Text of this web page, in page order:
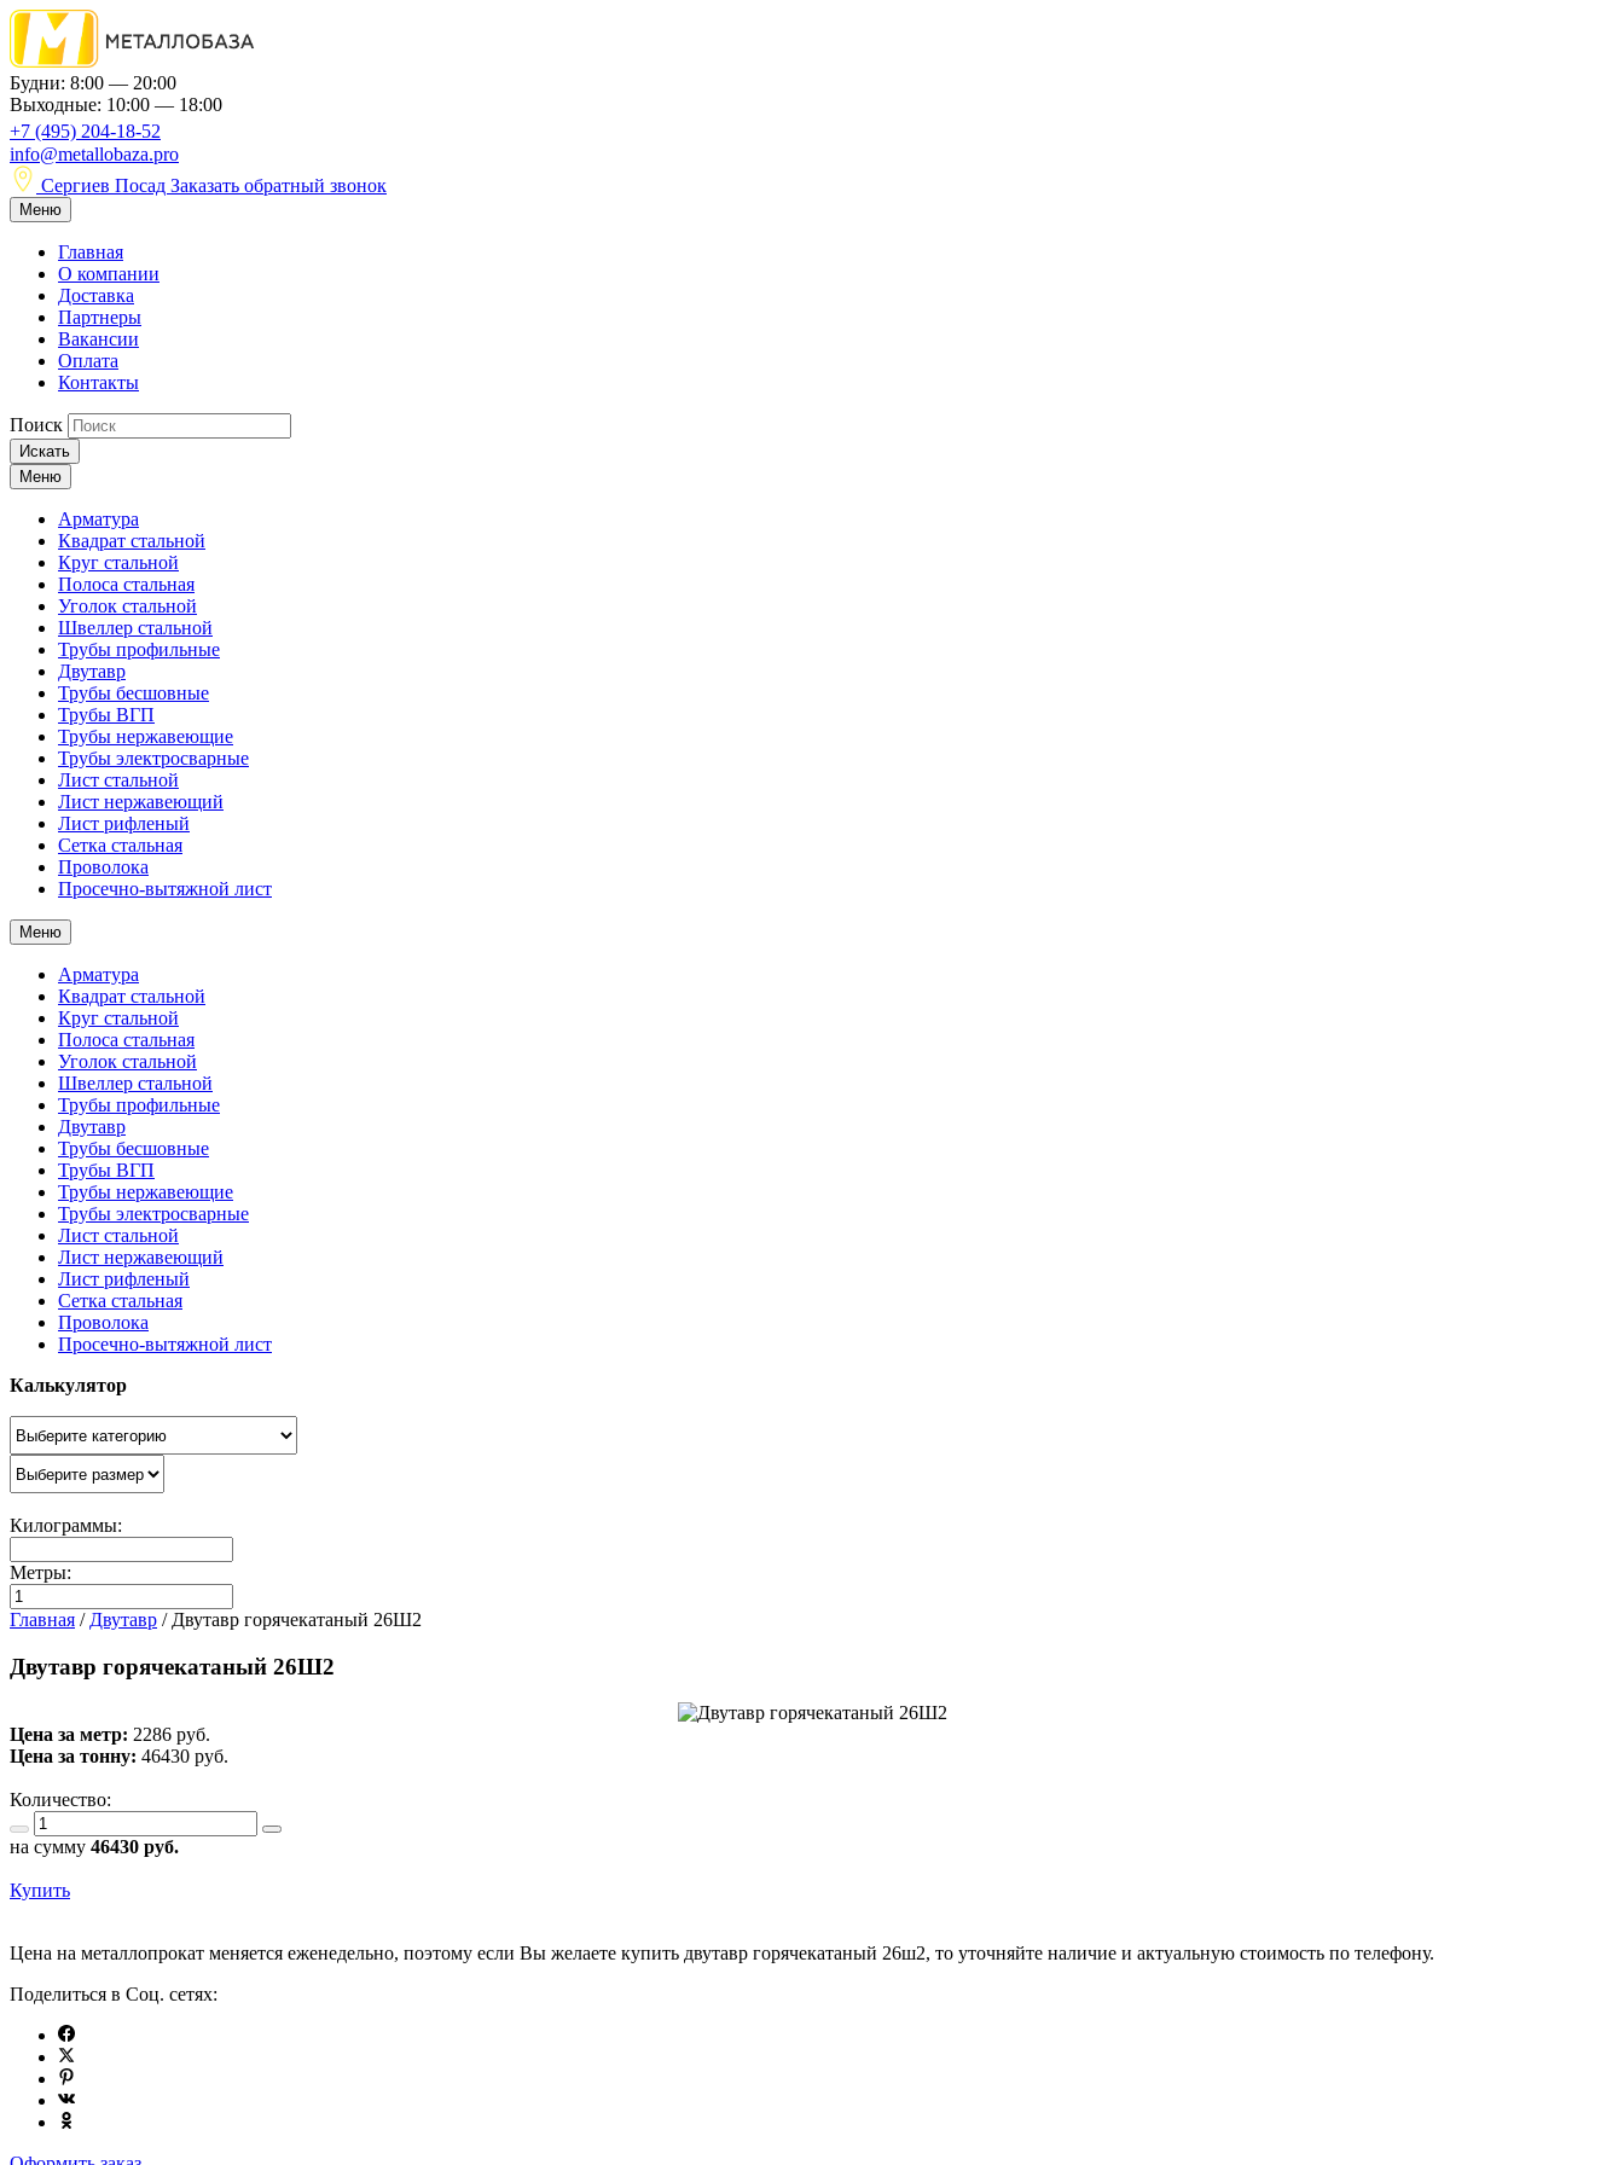
Будни: 8:00 — 20:00
Выходные: 10:00 — 18:00
+7 (495) 204-18-52
info@metallobaza.pro
Сергиев Посад Заказать обратный звонок
Меню
Главная
О компании
Доставка
Партнеры
Вакансии
Оплата
Контакты
Поиск
Искать
Меню
Арматура
Квадрат стальной
Круг стальной
Полоса стальная
Уголок стальной
Швеллер стальной
Трубы профильные
Двутавр
Трубы бесшовные
Трубы ВГП
Трубы нержавеющие
Трубы электросварные
Лист стальной
Лист нержавеющий
Лист рифленый
Сетка стальная
Проволока
Просечно-вытяжной лист
Меню
Арматура
Квадрат стальной
Круг стальной
Полоса стальная
Уголок стальной
Швеллер стальной
Трубы профильные
Двутавр
Трубы бесшовные
Трубы ВГП
Трубы нержавеющие
Трубы электросварные
Лист стальной
Лист нержавеющий
Лист рифленый
Сетка стальная
Проволока
Просечно-вытяжной лист
Калькулятор
Килограммы:
Метры:
Главная / Двутавр / Двутавр горячекатаный 26Ш2
Двутавр горячекатаный 26Ш2
Цена за метр: 2286 руб.
Цена за тонну: 46430 руб.
Количество:
на сумму 46430 руб.
Купить
Цена на металлопрокат меняется еженедельно, поэтому если Вы желаете купить двутавр горячекатаный 26ш2, то уточняйте наличие и актуальную стоимость по телефону.
Поделиться в Соц. сетях: